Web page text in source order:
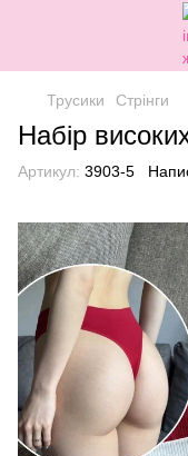
Трусики Стрінги
Набір
Артикул: 3903-5